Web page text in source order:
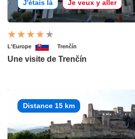
J'étais là Je veux y aller
L'Europe Trenčín
Une visite de Trenčín
Distance 15 km